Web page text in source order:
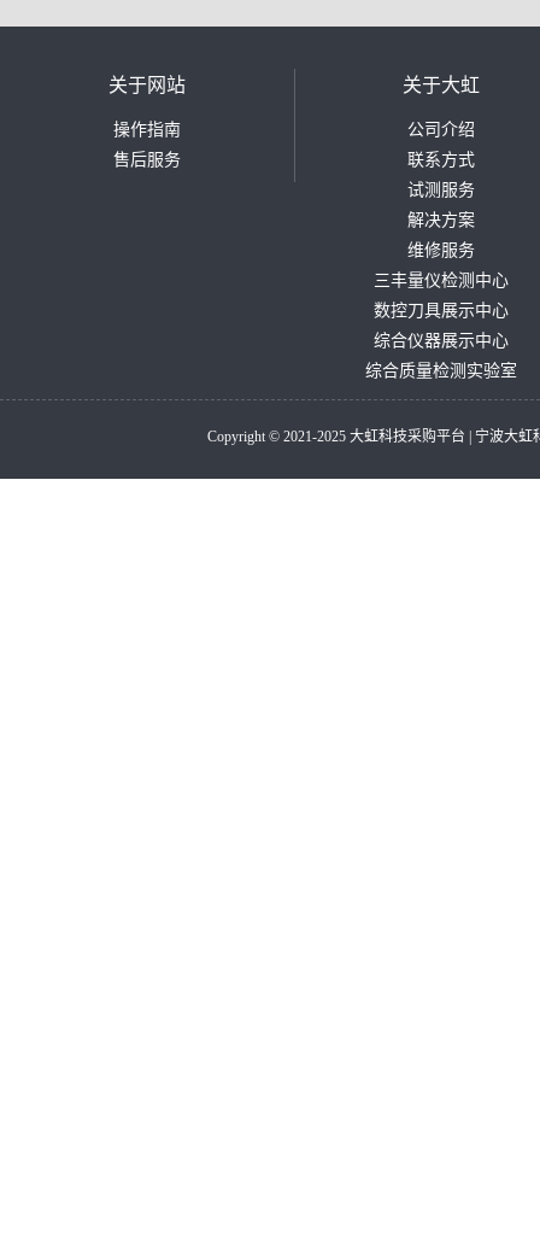
关于网站
操作指南
售后服务
关于大虹
公司介绍
联系方式
试测服务
解决方案
维修服务
三丰量仪检测中心
数控刀具展示中心
综合仪器展示中心
综合质量检测实验室
Copyright © 2021-2025 大虹科技采购平台 | 宁波大